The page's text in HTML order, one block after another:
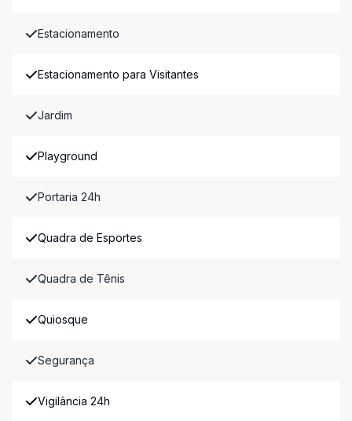
Estacionamento
Estacionamento para Visitantes
Jardim
Playground
Portaria 24h
Quadra de Esportes
Quadra de Tênis
Quiosque
Segurança
Vigilância 24h